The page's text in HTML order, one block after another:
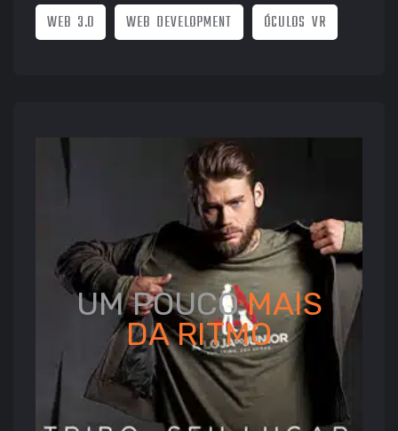
WEB 3.0
WEB DEVELOPMENT ÓCULOS VR
UM POUCOMAIS
DARITMO